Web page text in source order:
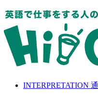
INTERPRETATION